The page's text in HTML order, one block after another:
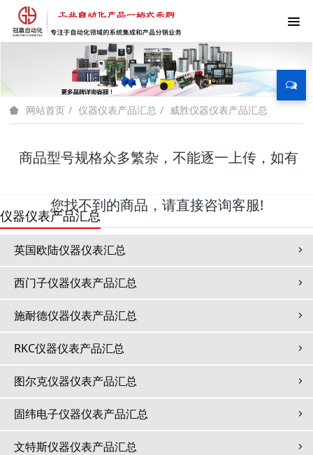
网站首页 仪器仪表产品汇总 威胜仪器仪表产品汇总
商品型号规格众多繁杂，不能逐一上传，如有
您找不到的商品，请直接咨询客服!
仪器仪表产品汇总
英国欧陆仪器仪表汇总
西门子仪器仪表产品汇总
施耐德仪器仪表产品汇总
RKC仪器仪表产品汇总
图尔克仪器仪表产品汇总
固纬电子仪器仪表产品汇总
文特斯仪器仪表产品汇总